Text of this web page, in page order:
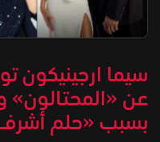
سيما ارجينيكون
عن «المحتالون»
بسبب «حلم